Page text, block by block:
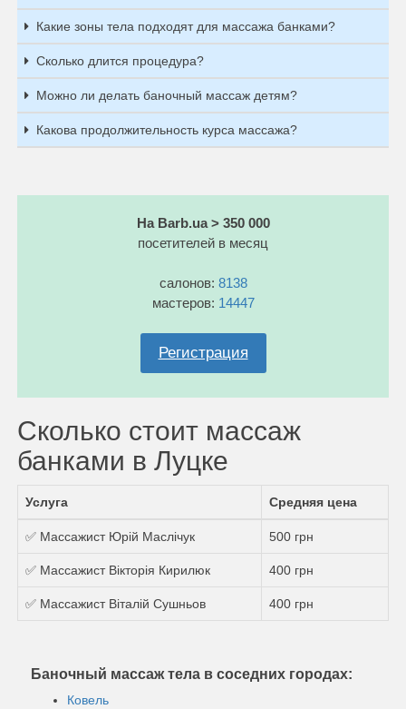
Какие зоны тела подходят для массажа банками?
Сколько длится процедура?
Можно ли делать баночный массаж детям?
Какова продолжительность курса массажа?
На Barb.ua > 350 000
посетителей в месяц
салонов: 8138
мастеров: 14447
Регистрация
Сколько стоит массаж
банками в Луцке
Услуга Средняя цена
✅ Массажист Юрій Маслічук 500 грн
✅ Массажист Вікторія Кирилюк 400 грн
✅ Массажист Віталій Сушньов 400 грн
Баночный массаж тела в соседних городах:
Ковель